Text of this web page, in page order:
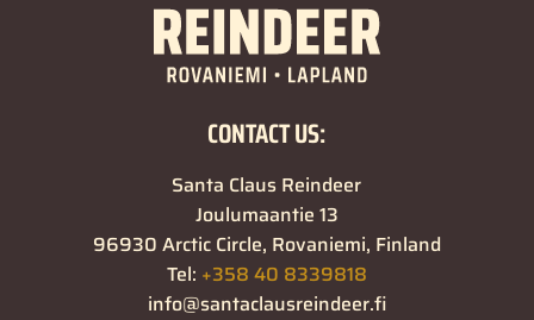
CONTACT US:
Santa Claus Reindeer
Joulumaantie 13
96930 Arctic Circle, Rovaniemi, Finland
Tel: +358 40 8339818
info@santaclausreindeer.fi